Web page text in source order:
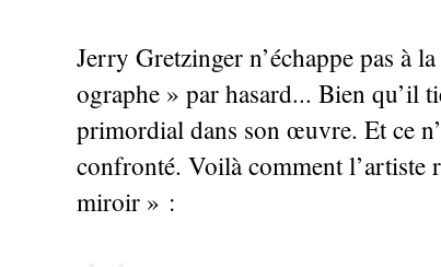
Jerry Gretzinger n’échappe pas à
ographe » par hasard... Bien qu’il
primordial dans son œuvre. Et ce
confronté. Voilà comment l’artiste
miroir » :